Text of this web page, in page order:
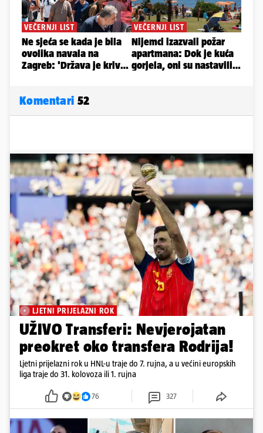
Komentari 52
LJETNI PRIJELAZNI ROK
UŽIVO Transferi: Nevjerojatan
preokret oko transfera Rodrija!
Ljetni prijelazni rok u HNL-u traje do 7. rujna, a u većini europskih
liga traje do 31. kolovoza ili 1. rujna
76 327